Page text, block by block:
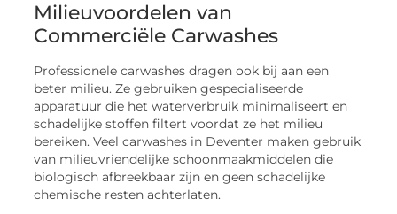
Milieuvoordelen van
Commerciële Carwashes
Professionele carwashes dragen ook bij aan een
beter milieu. Ze gebruiken gespecialiseerde
apparatuur die het waterverbruik minimaliseert en
schadelijke stoffen filtert voordat ze het milieu
bereiken. Veel carwashes in Deventer maken gebruik
van milieuvriendelijke schoonmaakmiddelen die
biologisch afbreekbaar zijn en geen schadelijke
chemische resten achterlaten.